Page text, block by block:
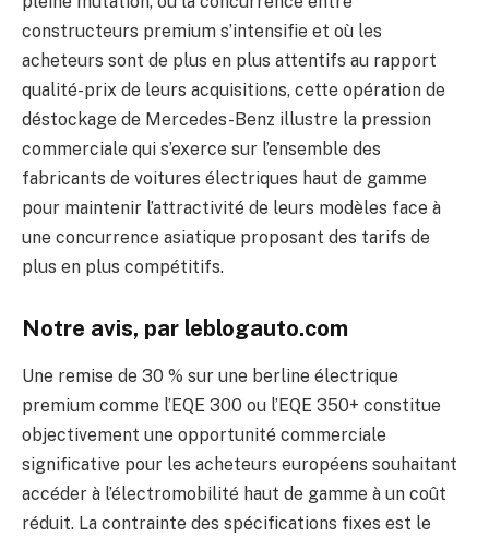
constructeurs premium s’intensifie et où les
acheteurs sont de plus en plus attentifs au rapport
qualité-prix de leurs acquisitions, cette opération de
déstockage de Mercedes-Benz illustre la pression
commerciale qui s’exerce sur l’ensemble des
fabricants de voitures électriques haut de gamme
pour maintenir l’attractivité de leurs modèles face à
une concurrence asiatique proposant des tarifs de
plus en plus compétitifs.
Notre avis, par leblogauto.com
Une remise de 30 % sur une berline électrique
premium comme l’EQE 300 ou l’EQE 350+ constitue
objectivement une opportunité commerciale
significative pour les acheteurs européens souhaitant
accéder à l’électromobilité haut de gamme à un coût
réduit. La contrainte des spécifications fixes est le